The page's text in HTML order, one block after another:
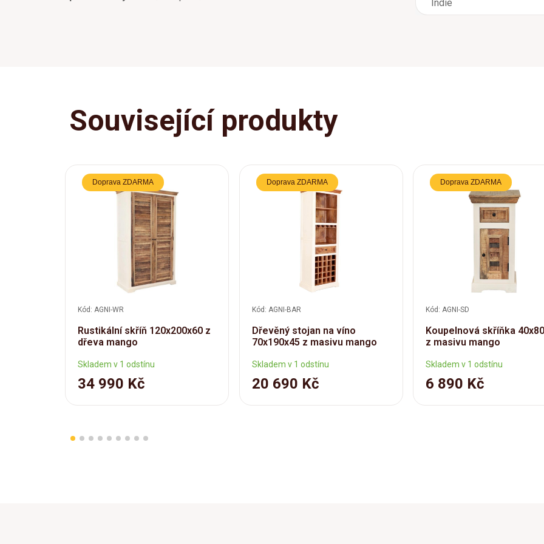
Indie
Související produkty
Doprava ZDARMA
Kód: AGNI-WR
Rustikální skříň 120x200x60 z
dřeva mango
Skladem v 1 odstínu
34 990 Kč
Doprava ZDARMA
Kód: AGNI-BAR
Dřevěný stojan na víno
70x190x45 z masivu mango
Skladem v 1 odstínu
20 690 Kč
Doprava ZDARMA
Kód: AGNI-SD
Koupelnová skříňka
z masivu mango
Skladem v 1 odstínu
6 890 Kč